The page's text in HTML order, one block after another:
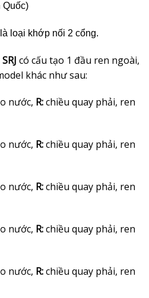
Quốc)
là loại khớp nối 2 cổng.
có cấu tạo 1 đầu ren ngoài,
khác như sau:
nước, R:chiều quay phải, ren
nước, R:chiều quay phải, ren
nước, R:chiều quay phải, ren
nước, R:chiều quay phải, ren
nước, R:chiều quay phải, ren